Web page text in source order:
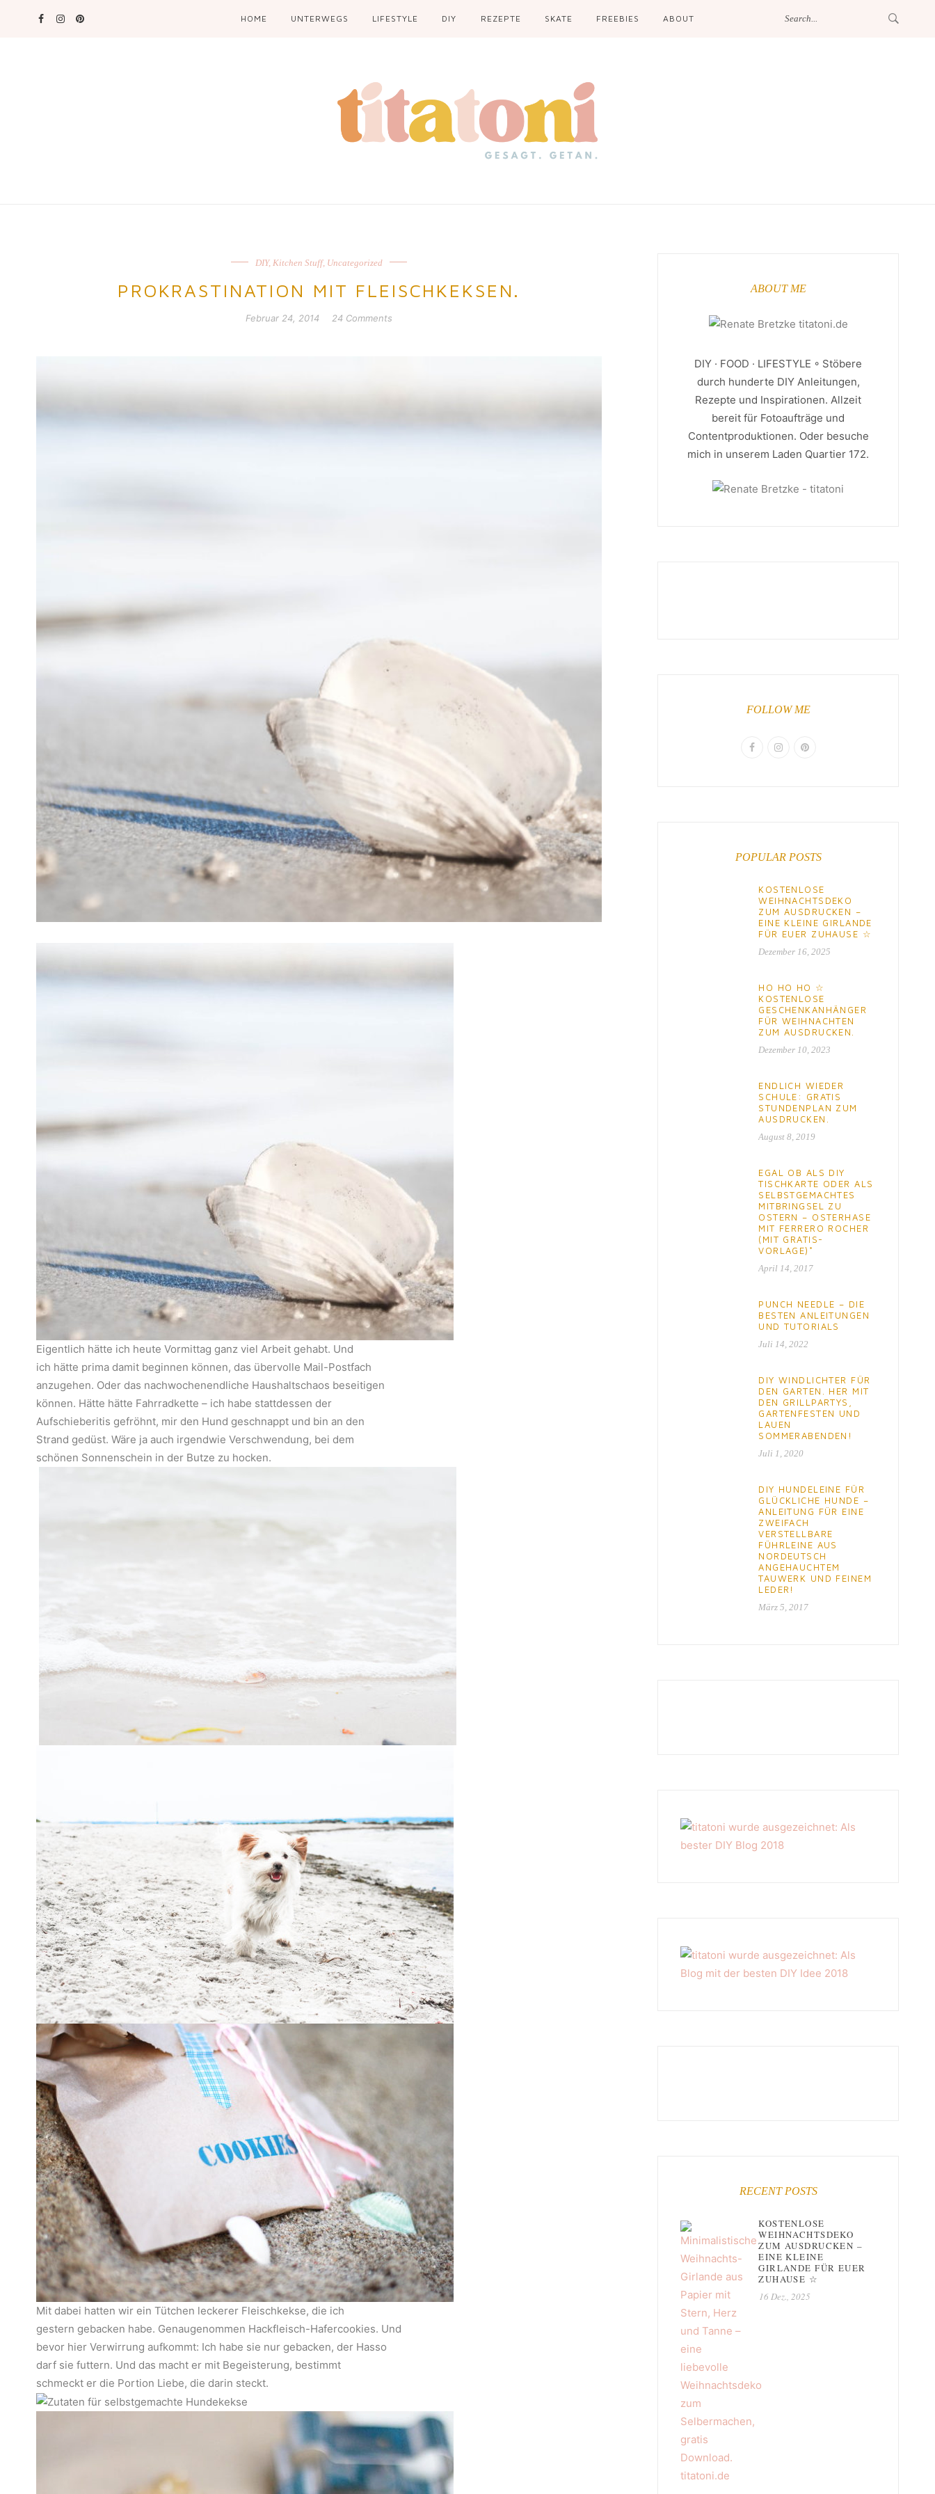
HOME UNTERWEGS LIFESTYLE DIY REZEPTE SKATE FREEBIES ABOUT
DIY,Kitchen Stuff, Uncategorized
PROKRASTINATION MIT FLEISCHKEKSEN.
Februar 24, 2014 24 Comments
Eigentlich hätte ich heute Vormittag ganz viel Arbeit gehabt. Und
ich hätte prima damit beginnen können, das übervolle Mail-Postfach
anzugehen. Oder das nachwochenendliche Haushaltschaos beseitigen
können. Hätte hätte Fahrradkette – ich habe stattdessen der
Aufschieberitis gefröhnt, mir den Hund geschnappt und bin an den
Strand gedüst. Wäre ja auch irgendwie Verschwendung, bei dem
schönen Sonnenschein in der Butze zu hocken.
Mit dabei hatten wir ein Tütchen leckerer Fleischkekse, die ich
gestern gebacken habe. Genaugenommen Hackfleisch-Hafercookies. Und
bevor hier Verwirrung aufkommt: Ich habe sie nur gebacken, der Hasso
darf sie futtern. Und das macht er mit Begeisterung, bestimmt
schmeckt er die Portion Liebe, die darin steckt.
ABOUT ME
DIY · FOOD · LIFESTYLE ◦ Stöbere
durch hunderte DIY Anleitungen,
Rezepte und Inspirationen. Allzeit
bereit für Fotoaufträge und
Contentproduktionen. Oder besuche
mich in unserem Laden Quartier 172.
FOLLOW ME
POPULAR POSTS
KOSTENLOSE
WEIHNACHTSDEKO
ZUM AUSDRUCKEN –
EINE KLEINE GIRLANDE
FÜR EUER ZUHAUSE ☆
Dezember 16, 2025
HO HO HO ☆
KOSTENLOSE
GESCHENKANHÄNGER
FÜR WEIHNACHTEN
ZUM AUSDRUCKEN.
Dezember 10, 2023
ENDLICH WIEDER
SCHULE: GRATIS
STUNDENPLAN ZUM
AUSDRUCKEN.
August 8, 2019
EGAL OB ALS DIY
TISCHKARTE ODER ALS
SELBSTGEMACHTES
MITBRINGSEL ZU
OSTERN – OSTERHASE
MIT FERRERO ROCHER
(MIT GRATIS-
VORLAGE)*
April 14, 2017
PUNCH NEEDLE – DIE
BESTEN ANLEITUNGEN
UND TUTORIALS
Juli 14, 2022
DIY WINDLICHTER FÜR
DEN GARTEN. HER MIT
DEN GRILLPARTYS,
GARTENFESTEN UND
LAUEN
SOMMERABENDEN!
Juli 1, 2020
DIY HUNDELEINE FÜR
GLÜCKLICHE HUNDE –
ANLEITUNG FÜR EINE
ZWEIFACH
VERSTELLBARE
FÜHRLEINE AUS
NORDEUTSCH
ANGEHAUCHTEM
TAUWERK UND FEINEM
LEDER!
März 5, 2017
RECENT POSTS
KOSTENLOSE
WEIHNACHTSDEKO
ZUM AUSDRUCKEN –
EINE KLEINE
GIRLANDE FÜR EUER
ZUHAUSE ☆
16 Dez., 2025